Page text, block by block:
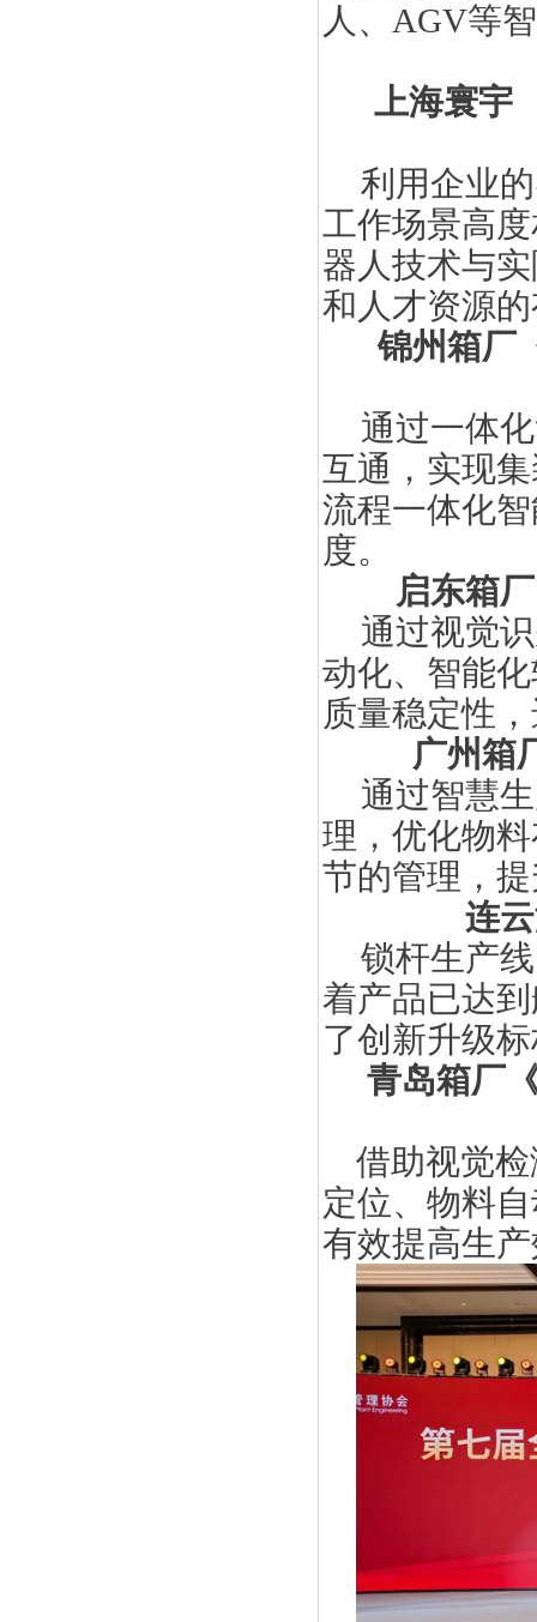
人、AGV等
上海寰宇
利用企业
工作场景高
器人技术与
和人才资源
锦州箱厂
通过一体
互通，实现
流程一体化
度。
启东箱
通过视觉
动化、智能
质量稳定性
广州箱
通过智慧
理，优化物
节的管理，
连
锁杆生产
着产品已达
了创新升级
青岛箱厂
借助视觉
定位、物料
有效提高生